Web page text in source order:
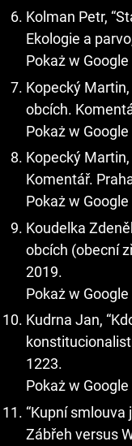
Kolman Petr,
Ekologie a
Pokaż w
Kopecký
obcích.
Pokaż w
Kopecký
Komentář.
Pokaż w
Koudelka
obcích (obecní
2019.
Pokaż w
Kudrna Jan,
1223.
Pokaż w
“Kupní smlouva
Zábřeh versus